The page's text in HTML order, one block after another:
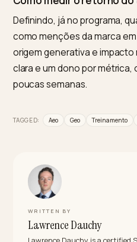
Qual a diferença
GEO foca em ser citado
foca em mecanismos de
treinamento, as duas
complementam e ambas
Idealmente uma
estratégia e técnica. A
executivos voltados a
aprendizado às